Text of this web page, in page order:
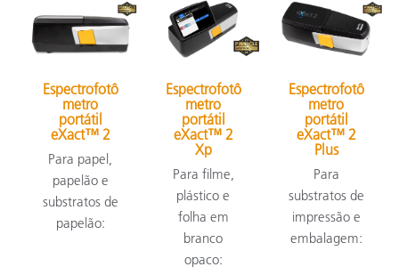
Espectrofotô
metro
portátil
eXact™ 2
Para papel,
papelão e
substratos de
papelão:
Espectrofotô
metro
portátil
eXact™ 2
Xp
Para filme,
plástico e
folha em
branco
opaco:
Espectrofotô
metro
portátil
eXact™ 2
Plus
Para
substratos de
impressão e
embalagem: